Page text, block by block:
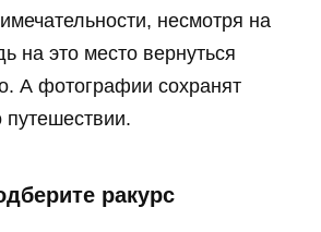
несмотря на
на это место вернуться
А фотографии сохранят
ракурс